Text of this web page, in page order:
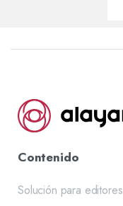
Contenido
Solución para editores